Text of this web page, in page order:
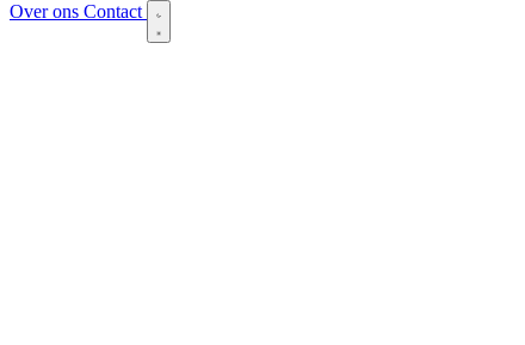
Over ons Contact